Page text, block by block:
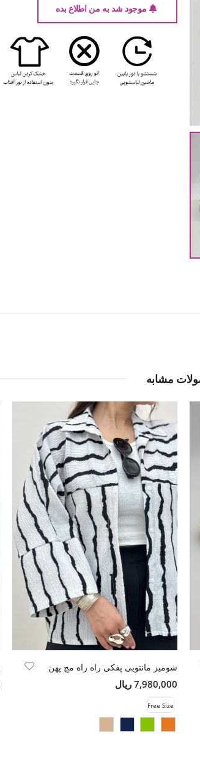
موجود شد به من اطلاع بده
مشابه
شومیز مانتویی پفکی راه راه مچ پهن
7,980,000 ریال
Free Size